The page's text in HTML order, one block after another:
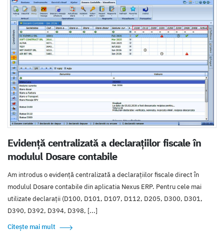
Evidență centralizată a declarațiilor fiscale în
modulul Dosare contabile
Am introdus o evidență centralizată a declarațiilor fiscale direct în
modulul Dosare contabile din aplicatia Nexus ERP. Pentru cele mai
utilizate declarații (D100, D101, D107, D112, D205, D300, D301,
D390, D392, D394, D398, [...]
Citește mai mult